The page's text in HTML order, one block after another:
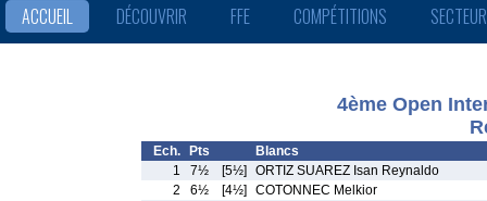
ACCUEIL DÉCOUVRIR FFE COMPÉTITIONS
4ème Open
Ech. Pts
Blancs
1
7½ [5½]
ORTIZ SUAREZ Isan Reynaldo
2
6½ [4½]
COTONNEC Melkior